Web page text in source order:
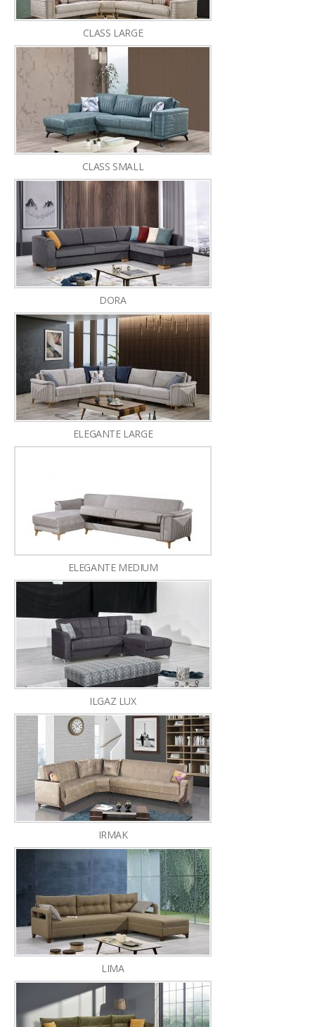
CLASS LARGE
CLASS SMALL
DORA
ELEGANTE LARGE
ELEGANTE MEDIUM
ILGAZ LUX
IRMAK
LIMA